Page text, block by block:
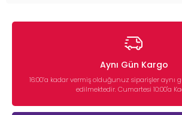
Aynı Gün Kargo
16:00’a kadar vermiş olduğunuz siparişler aynı
edilmektedir. Cumartesi 10:00'a